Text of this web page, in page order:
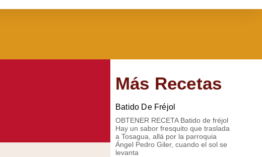
Más Recetas
Batido De Fréjol
OBTENER RECETA Batido de fréjol
Hay un sabor fresquito que traslada
a Tosagua, allá por la parroquia
Ángel Pedro Giler, cuando el sol se
levanta